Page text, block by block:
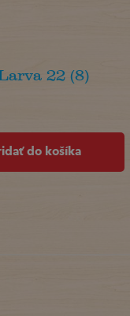
22 (8)
do košíka